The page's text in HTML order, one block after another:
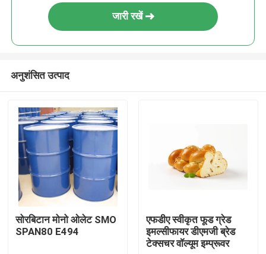
जारी रखें
अनुशंसित उत्पाद
सोरबिटान मोनो ओलेट SMO
SPAN80 E494
एफडीए स्वीकृत फूड ग्रेड
इमल्सीफायर डीएमजी ब्रेड
टेक्सचर वॉल्यूम इम्प्रूवर